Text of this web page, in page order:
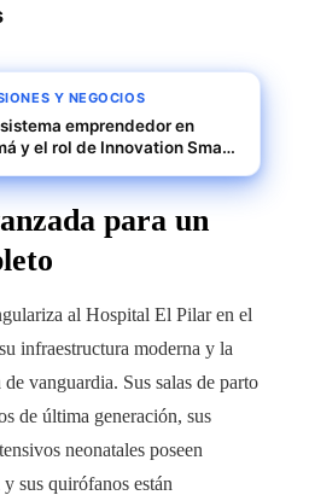
Y NEGOCIOS
emprendedor en
y el rol de Innovation Smart
para un
al Hospital El Pilar en el
infraestructura moderna y la
vanguardia. Sus salas de parto
de última generación, sus
neonatales poseen
sus quirófanos están